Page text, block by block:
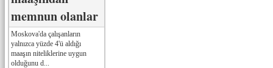
memnun olanlar
Moskova'da çalışanların
yalnızca yüzde 4'ü aldığı
maaşın niteliklerine uygun
olduğunu d...